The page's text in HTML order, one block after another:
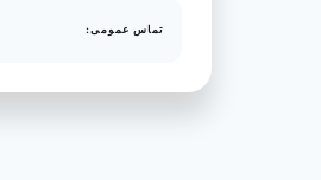
تماس عمومی: